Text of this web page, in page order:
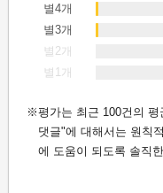
별4개
별3개
별2개
별1개
평가는 최근 100건의
댓글"에 대해서는 원칙
에 도움이 되도록 솔직